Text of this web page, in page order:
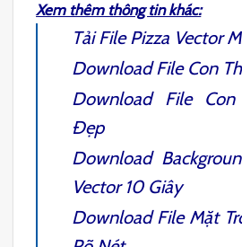
Xem thêm thông tin khác:
Tải FilePizza Vector
Download File Con
Download File
Đẹp
Download
Vector10 Giây
Download File Mặt